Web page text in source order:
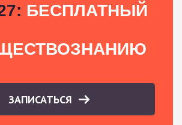
БЕСПЛАТНЫЙ
ЗАПИСАТЬСЯ